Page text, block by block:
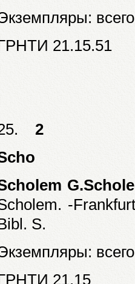
21.15.51
2
-
S.
21.15